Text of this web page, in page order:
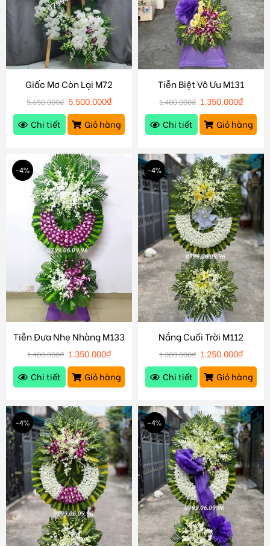
Giấc Mơ Còn Lại M72
5.650.000₫ 5.500.000₫
Chi tiết
Giỏ hàng
Tiễn Biệt Vô Ưu M131
1.400.000₫ 1.350.000₫
Chi tiết
Giỏ hàng
-4%
Tiễn Đưa Nhẹ Nhàng M133
1.400.000₫ 1.350.000₫
Chi tiết
Giỏ hàng
-4%
Nắng Cuối Trời M112
1.300.000₫ 1.250.000₫
Chi tiết
Giỏ hàng
-4% -4%